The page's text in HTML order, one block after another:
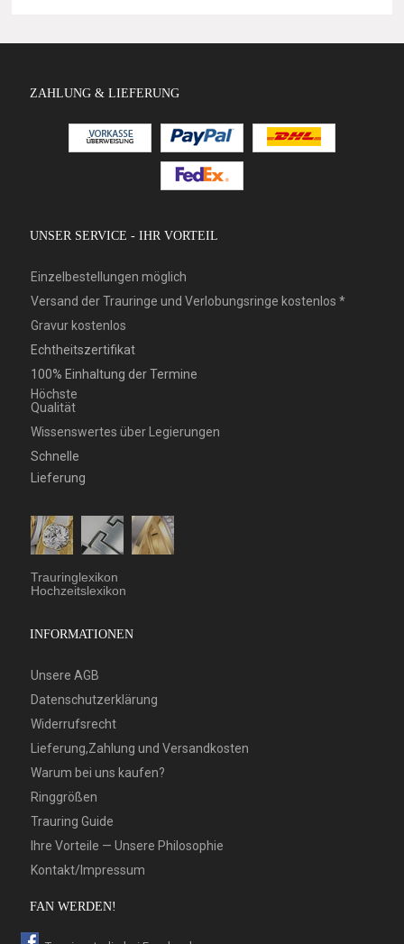
ZAHLUNG & LIEFERUNG
UNSER SERVICE - IHR VORTEIL
Einzelbestellungen möglich
Versand der Trauringe und Verlobungsringe kostenlos *
Gravur kostenlos
Echtheitszertifikat
100% Einhaltung der Termine
Höchste
Qualität
Wissenswertes über Legierungen
Schnelle
Lieferung
Trauringlexikon
Hochzeitslexikon
INFORMATIONEN
Unsere AGB
Datenschutzerklärung
Widerrufsrecht
Lieferung,Zahlung und Versandkosten
Warum bei uns kaufen?
Ringgrößen
Trauring Guide
Ihre Vorteile — Unsere Philosophie
Kontakt/Impressum
FAN WERDEN!